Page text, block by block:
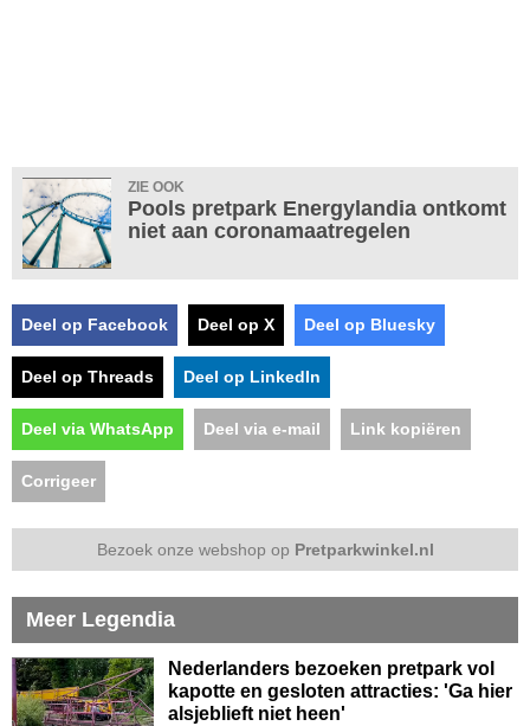
ZIE OOK
Pools pretpark Energylandia ontkomt
niet aan coronamaatregelen
Deel op Facebook Deel op X Deel op Bluesky
Deel op Threads Deel op LinkedIn
Deel via WhatsApp Deel via e-mail Link kopiëren
Corrigeer
Bezoek onze webshop op Pretparkwinkel.nl
Meer Legendia
Nederlanders bezoeken pretpark vol
kapotte en gesloten attracties: 'Ga hier
alsjeblieft niet heen'